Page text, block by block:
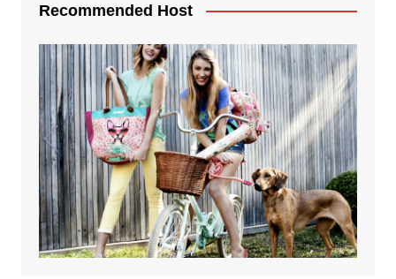
Recommended Host